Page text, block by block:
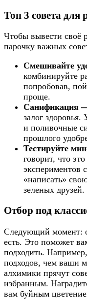
Топ 3 совета для
Чтобы вывести своё
парочку важных
Смешивайте
комбинируйте
попробовав,
проще.
Санификация
залог
и поливочные
прошлого
Тестируйте
говорит, что
экспериментов
«написать»
зеленых друзей.
Отбор под
Следующий момент:
есть. Это поможет
подходить.
подходов, чем ваши
алхимики прячут
избранным.
вам буйным